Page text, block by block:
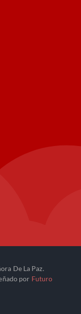
De La Paz.
por Futuro